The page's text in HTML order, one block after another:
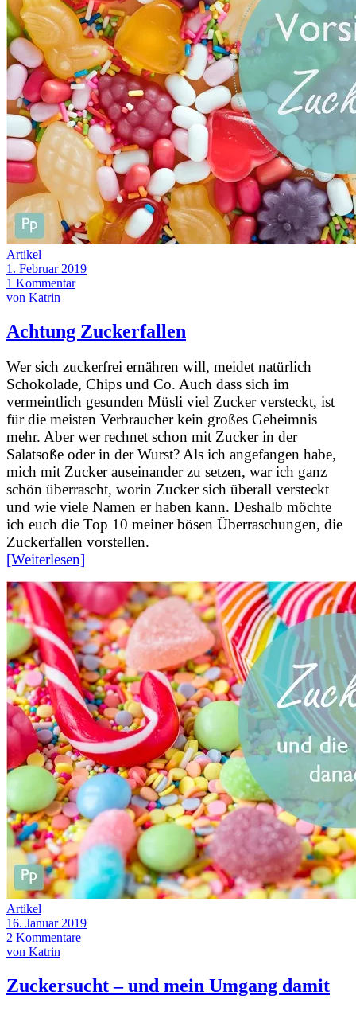
Artikel
1. Februar 2019
1 Kommentar
von Katrin
Achtung Zuckerfallen
Wer sich zuckerfrei ernähren will, meidet natürlich
Schokolade, Chips und Co. Auch dass sich im
vermeintlich gesunden Müsli viel Zucker versteckt, ist
für die meisten Verbraucher kein großes Geheimnis
mehr. Aber wer rechnet schon mit Zucker in der
Salatsoße oder in der Wurst? Als ich angefangen habe,
mich mit Zucker auseinander zu setzen, war ich ganz
schön überrascht, worin Zucker sich überall versteckt
und wie viele Namen er haben kann. Deshalb möchte
ich euch die Top 10 meiner bösen Überraschungen, die
Zuckerfallen vorstellen.
[Weiterlesen]
Artikel
16. Januar 2019
2 Kommentare
von Katrin
Zuckersucht – und mein Umgang damit